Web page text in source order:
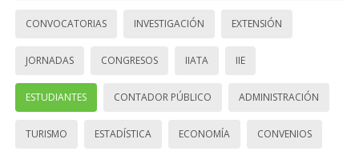
CONVOCATORIAS INVESTIGACIÓN EXTENSIÓN
JORNADAS CONGRESOS IIATA IIE
ESTUDIANTES CONTADOR PÚBLICO ADMINISTRACIÓN
TURISMO ESTADÍSTICA ECONOMÍA CONVENIOS